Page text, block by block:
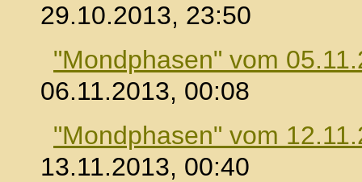
29.10.2013, 23:50
"Mondphasen" vom
06.11.2013, 00:08
"Mondphasen" vom
13.11.2013, 00:40